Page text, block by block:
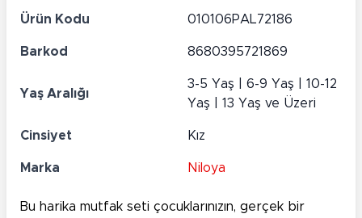
Ürün Kodu 010106PAL72186
Barkod 8680395721869
Yaş Aralığı
3-5 Yaş | 6-9 Yaş | 10-12
Yaş | 13 Yaş ve Üzeri
Cinsiyet Kız
Marka Niloya
Bu harika mutfak seti çocuklarınızın, gerçek bir